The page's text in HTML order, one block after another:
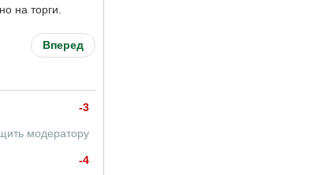
на торги.
Вперед
-3
модератору
-4